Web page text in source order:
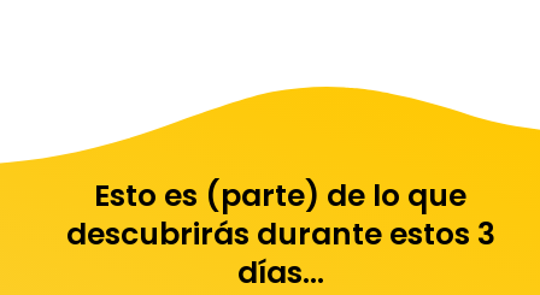
Esto es (parte) de lo que
descubrirás durante estos 3
días...